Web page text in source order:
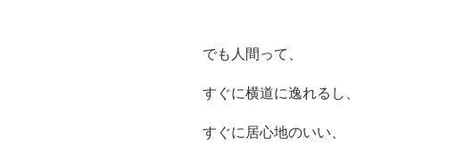
でも人間って、
すぐに横道に逸れるし、
すぐに居心地のいい、